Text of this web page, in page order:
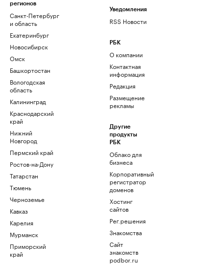
регионов
Санкт-Петербург
и область
Екатеринбург
Новосибирск
Омск
Башкортостан
Вологодская
область
Калининград
Краснодарский
край
Нижний
Новгород
Пермский край
Ростов-на-Дону
Татарстан
Тюмень
Черноземье
Кавказ
Карелия
Мурманск
Приморский
край
Уведомления
RSS Новости
РБК
О компании
Контактная
информация
Редакция
Размещение
рекламы
Другие
продукты
РБК
Облако для
бизнеса
Корпоративный
регистратор
доменов
Хостинг
сайтов
Рег.решения
Знакомства
Сайт
знакомств
podbor.ru